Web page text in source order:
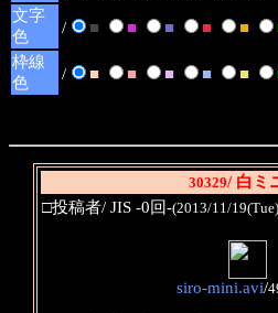
文字
色
/ ■ ■ ■ ■ ■
枠線
色
/ ■ ■ ■ ■ ■
30329/ 白ミ
□投稿者/ JIS -0回-(2013/11/
siro-mini.avi/